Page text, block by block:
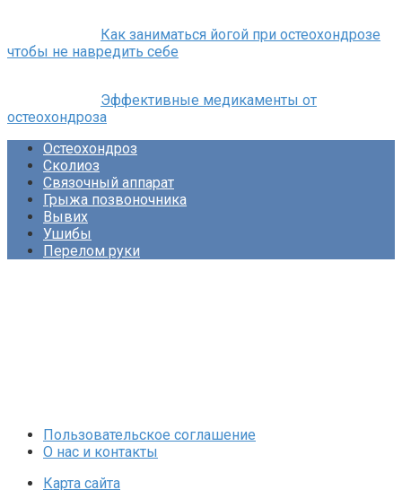
Как заниматься йогой при остеохондрозе
чтобы не навредить себе
Эффективные медикаменты от
остеохондроза
Остеохондроз
Сколиоз
Связочный аппарат
Грыжа позвоночника
Вывих
Ушибы
Перелом руки
Пользовательское соглашение
О нас и контакты
Карта сайта